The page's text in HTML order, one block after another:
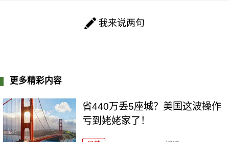
我来说两句
更多精彩内容
省440万丢5座城？美国这波操作
亏到姥姥家了！